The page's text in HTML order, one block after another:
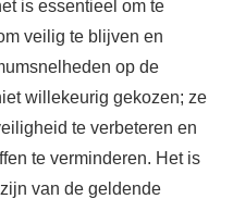
is essentieel om te
veilig te blijven en
op de
willekeurig gekozen; ze
te verbeteren en
te verminderen. Het is
van de geldende